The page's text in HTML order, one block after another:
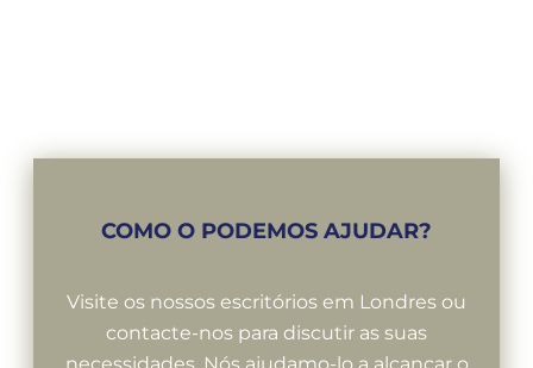
COMO O PODEMOS AJUDAR?
Visite os nossos escritórios em Londres ou
contacte-nos para discutir as suas